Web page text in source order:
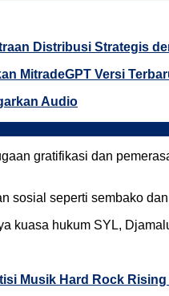
Distribusi Strategis
MitradeGPT Versi
Audio
gratifikasi dan
sosial seperti sembako
kuasa hukum SYL,
Musik Hard Rock